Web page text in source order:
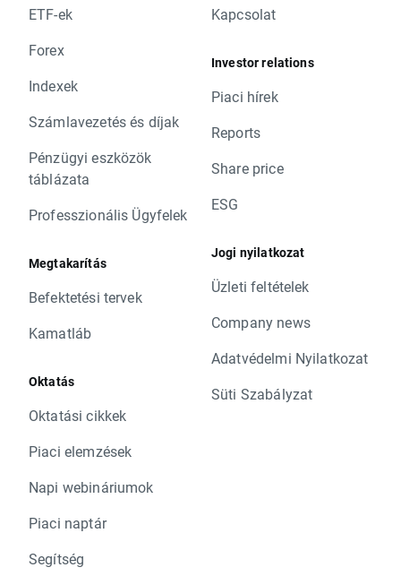
ETF-ek
Forex
Indexek
Számlavezetés és díjak
Pénzügyi eszközök
táblázata
Professzionális Ügyfelek
Megtakarítás
Befektetési tervek
Kamatláb
Oktatás
Oktatási cikkek
Piaci elemzések
Napi webináriumok
Piaci naptár
Segítség
Kapcsolat
Investor relations
Piaci hírek
Reports
Share price
ESG
Jogi nyilatkozat
Üzleti feltételek
Company news
Adatvédelmi Nyilatkozat
Süti Szabályzat